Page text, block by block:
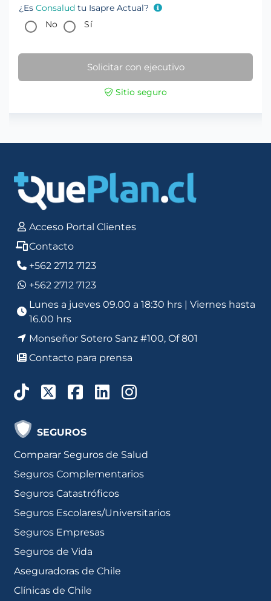
¿Es Consaludtu Isapre Actual?
No
Sí
Solicitar con ejecutivo
Sitio seguro
Acceso Portal Clientes
Contacto
+562 2712 7123
+562 2712 7123
Lunes a jueves 09.00 a 18:30 hrs | Viernes hasta
16.00 hrs
Monseñor Sotero Sanz #100, Of 801
Contacto para prensa
SEGUROS
Comparar Seguros de Salud
Seguros Complementarios
Seguros Catastróficos
Seguros Escolares/Universitarios
Seguros Empresas
Seguros de Vida
Aseguradoras de Chile
Clínicas de Chile